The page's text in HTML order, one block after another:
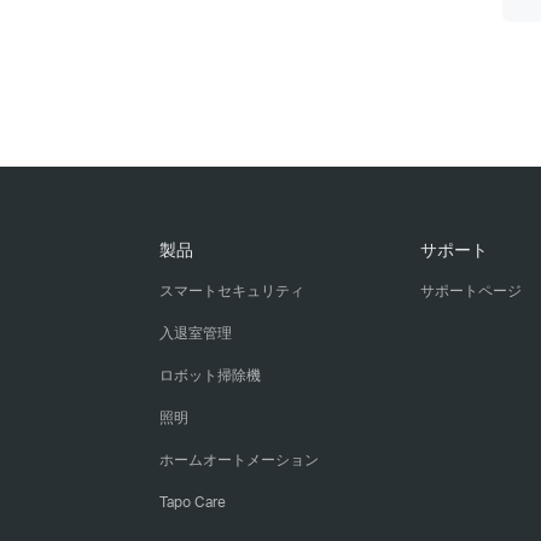
製品
スマートセキュリティ
入退室管理
ロボット掃除機
照明
ホームオートメーション
Tapo Care
サポート
サポートページ